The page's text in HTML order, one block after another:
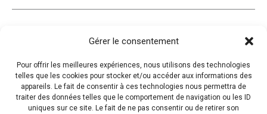
Gérer le consentement
Pour offrir les meilleures expériences, nous utilisons des technologies
telles que les cookies pour stocker et/ou accéder aux informations des
appareils. Le fait de consentir à ces technologies nous permettra de
traiter des données telles que le comportement de navigation ou les ID
uniques sur ce site. Le fait de ne pas consentir ou de retirer son